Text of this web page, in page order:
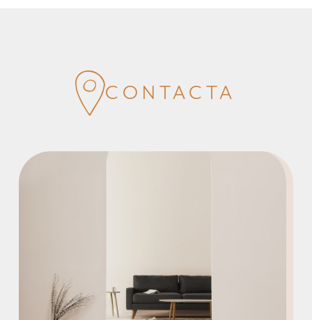
CONTACTA